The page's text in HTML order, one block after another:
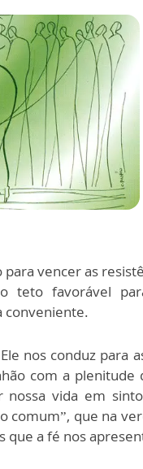
vencer as
teto favorável
conveniente.
nos conduz para
com a
nossa vida em
comum”, que na
que a fé nos